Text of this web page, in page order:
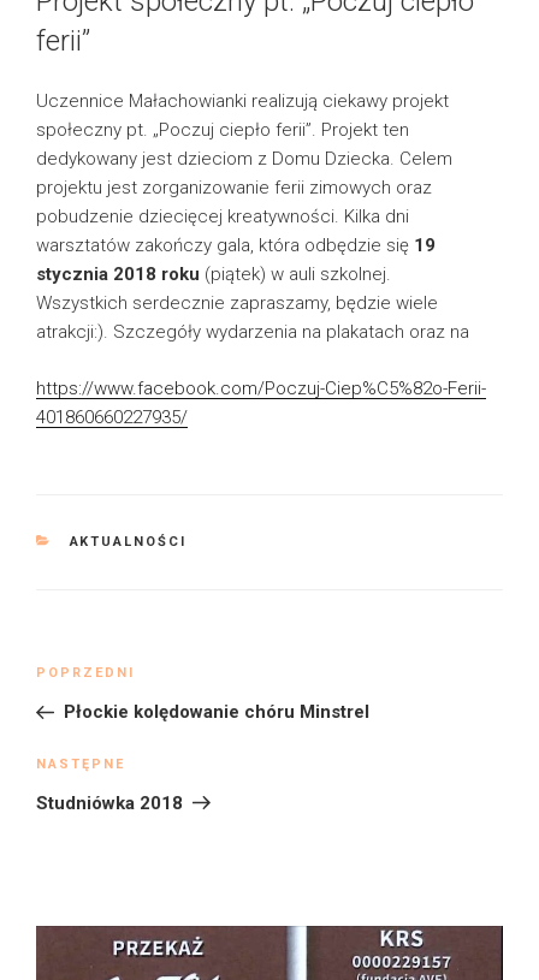
ferii”
Uczennice Małachowianki realizują ciekawy projekt
społeczny pt. „Poczuj ciepło ferii”. Projekt ten
dedykowany jest dzieciom z Domu Dziecka. Celem
projektu jest zorganizowanie ferii zimowych oraz
pobudzenie dziecięcej kreatywności. Kilka dni
warsztatów zakończy gala, która odbędzie się 19
stycznia 2018 roku (piątek) w auli szkolnej.
Wszystkich serdecznie zapraszamy, będzie wiele
atrakcji:). Szczegóły wydarzenia na plakatach oraz na
https://www.facebook.com/Poczuj-Ciep%C5%82o-Ferii-
401860660227935/
KATEGORIE
AKTUALNOŚCI
Nawigacja
Poprzedni
wpis
POPRZEDNI
Płockie kolędowanie chóru Minstrel
Następny
wpis
NASTĘPNE
Studniówka 2018